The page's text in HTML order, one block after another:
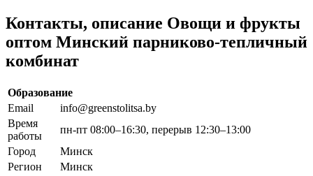
Контакты, описание Овощи и фрукты
оптом Минский парниково-тепличный
комбинат
Образование
Email
info@greenstolitsa.by
Время
работы
пн-пт 08:00–16:30, перерыв 12:30–13:00
Город
Минск
Регион
Минск